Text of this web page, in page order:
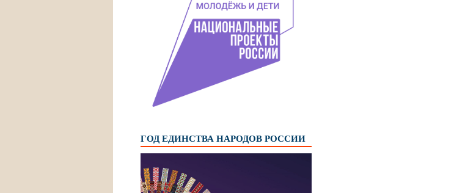
ГОД ЕДИНСТВА НАРОДОВ РОССИИ